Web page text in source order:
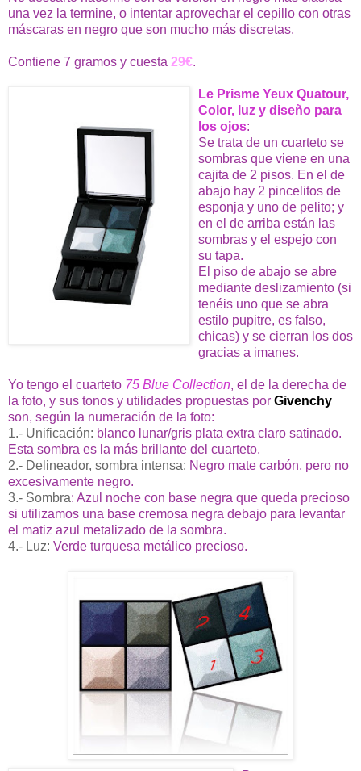
una vez la termine, o intentar aprovechar el cepillo con otras
máscaras en negro que son mucho más discretas.
Contiene 7 gramos y cuesta 29€.
Le Prisme Yeux Quatour,
Color, luz y diseño para
los ojos:
Se trata de un cuarteto se
sombras que viene en una
cajita de 2 pisos. En el de
abajo hay 2 pincelitos de
esponja y uno de pelito; y
en el de arriba están las
sombras y el espejo con
su tapa.
El piso de abajo se abre
mediante deslizamiento (si
tenéis uno que se abra
estilo pupitre, es falso,
chicas) y se cierran los dos
gracias a imanes.
Yo tengo el cuarteto 75 Blue Collection, el de la derecha de
la foto, y sus tonos y utilidades propuestas por Givenchy
son, según la numeración de la foto:
1.- Unificación: blanco lunar/gris plata extra claro satinado.
Esta sombra es la más brillante del cuarteto.
2.- Delineador, sombra intensa: Negro mate carbón, pero no
excesivamente negro.
3.- Sombra: Azul noche con base negra que queda precioso
si utilizamos una base cremosa negra debajo para levantar
el matiz azul metalizado de la sombra.
4.- Luz: Verde turquesa metálico precioso.